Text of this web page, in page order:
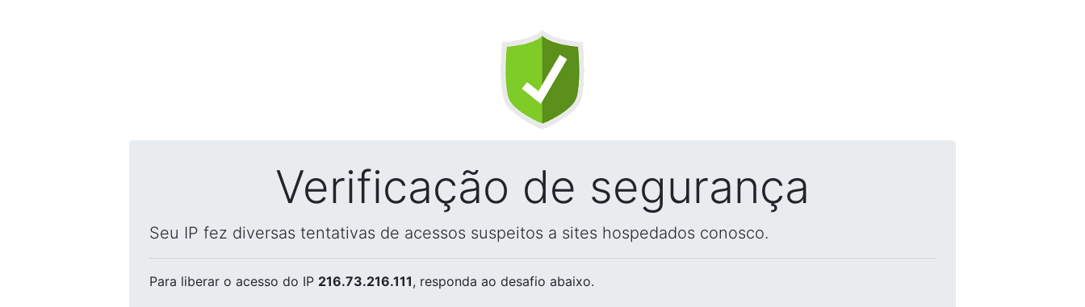
Verificação de segurança
Seu IP fez diversas tentativas de acessos suspeitos a sites hospedados conosco.
Para liberar o acesso do IP 216.73.216.111, responda ao desafio abaixo.